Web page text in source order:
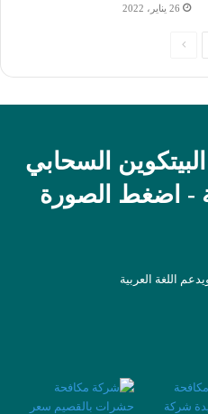
26 يناير، 2022
الصفحة
السحابي
- اضغط الصورة
اللغة العربية